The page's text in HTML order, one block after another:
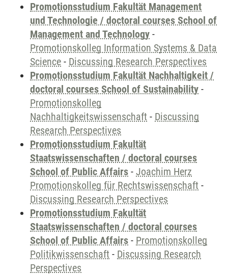
Promotionsstudium Fakultät Management
und Technologie / doctoral courses School of
Management and Technology -
Promotionskolleg Information Systems & Data
Science - Discussing Research Perspectives
Promotionsstudium Fakultät Nachhaltigkeit /
doctoral courses School of Sustainability -
Promotionskolleg
Nachhaltigkeitswissenschaft - Discussing
Research Perspectives
Promotionsstudium Fakultät
Staatswissenschaften / doctoral courses
School of Public Affairs - Joachim Herz
Promotionskolleg für Rechtswissenschaft -
Discussing Research Perspectives
Promotionsstudium Fakultät
Staatswissenschaften / doctoral courses
School of Public Affairs - Promotionskolleg
Politikwissenschaft - Discussing Research
Perspectives